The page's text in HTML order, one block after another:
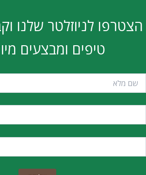
הצטרפו לניוזלטר שלנו
טיפים ומבצעים